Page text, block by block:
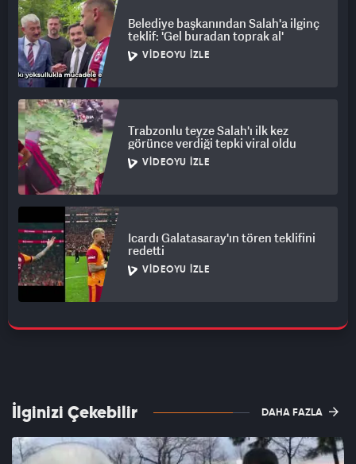
Belediye başkanından Salah'a ilginç
teklif: 'Gel buradan toprak al'
VIDEOYU İZLE
Trabzonlu teyze Salah'ı ilk kez
görünce verdiği tepki viral oldu
VIDEOYU İZLE
Icardı Galatasaray'ın tören teklifini
redetti
VIDEOYU İZLE
İlginizi Çekebilir DAHA FAZLA